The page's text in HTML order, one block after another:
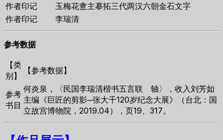
作者印记
玉梅花盦主摹拓三代两汉六朝金石文字
作者印记
李瑞清
参考数据
【类
别】
【参考数据】
参考
书目
何炎泉，〈民国李瑞清楷书五言联 轴〉，收入刘芳如
主编《巨匠的剪影─张大千120岁纪念大展》（台北：国
立故宫博物院，2019.04），页19、317。